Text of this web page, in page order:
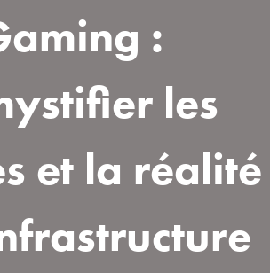
:
les
et la réalité